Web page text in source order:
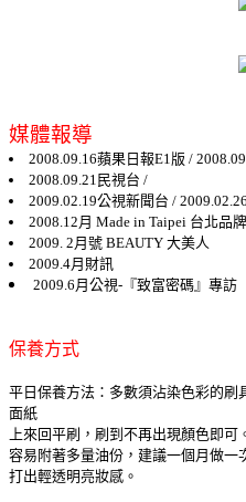
媒體報導
2008.09.16蘋果日報E1版 /
2008.09.21民視台 /
2009.02.19公視新聞台 /
2008.12月 Made in Taipei 台北品
2009. 2月號 BEAUTY 大美人
2009.4月財訊
2009.6月公視-『致富密碼』專訪
保養方式
平日保養方法：多數須沾染色彩的刷
面紙
上來回平刷，刷到不再出現顏色即
容易附著多量油份，建議一個月做一
打出輕透明亮妝感。